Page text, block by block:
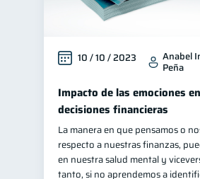
10 / 10 / 2023 Anabel
Peña
Impacto de las emociones
decisiones financieras
La manera en que pensamos o
respecto a nuestras finanzas,
en nuestra salud mental y
tanto, si no aprendemos a